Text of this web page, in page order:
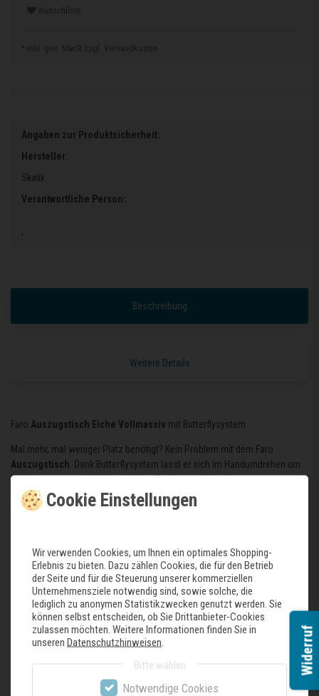
Wunschliste
* inkl. ges. MwSt.zzgl. Versandkosten
Angaben zur Produktsicherheit:
Hersteller:
Skalik
Verantwortliche Person:
,
Beschreibung
Weitere Details
Faro Auszugstisch Eiche Vollmassiv mit Butterflysystem
Mal mehr, mal weniger Platz benötigt? Kein Problem mit dem Faro
Auszugstisch . Dank Butterflysystem lässt er sich im Handumdrehen um
100 cm erweitern. Viel Platz für Ihre Familie und Freunde.
Höhe: 90 cm
Zuletzt gesehene Produkte
Faro Auszugstisch Eiche Vollmassiv mit
Cookie Einstellungen
Wir verwenden Cookies, um Ihnen ein optimales Shopping-
Erlebnis zu bieten. Dazu zählen Cookies, die für den Betrieb
der Seite und für die Steuerung unserer kommerziellen
Unternehmensziele notwendig sind, sowie solche, die
lediglich zu anonymen Statistikzwecken genutzt werden. Sie
können selbst entscheiden, ob Sie Drittanbieter-Cookies
zulassen möchten. Weitere Informationen finden Sie in
unseren Datenschutzhinweisen
Bitte wählen
Notwendige Cookies
Widerruf